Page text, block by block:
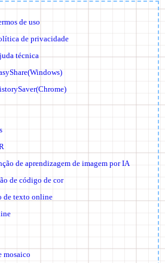
de uso
de privacidade
técnica
de aprendizagem de imagem por IA
de código de cor
de texto online
mosaico